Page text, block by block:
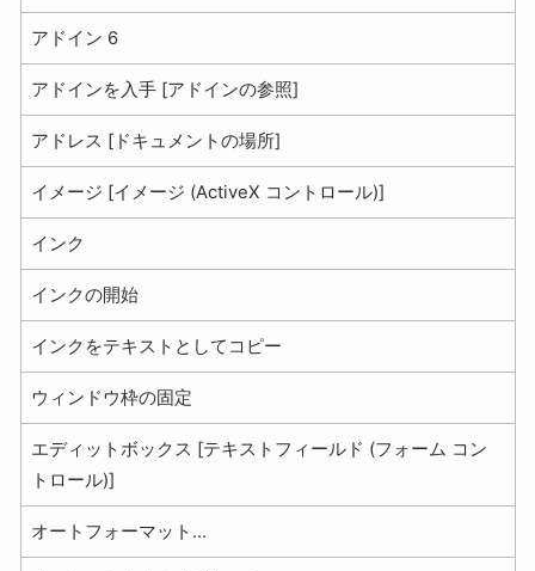
アドイン 6
アドインを入手 [アドインの参照]
アドレス [ドキュメントの場所]
イメージ [イメージ (ActiveX コントロール)]
インク
インクの開始
インクをテキストとしてコピー
ウィンドウ枠の固定
エディットボックス [テキストフィールド (フォーム コン
トロール)]
オートフォーマット...